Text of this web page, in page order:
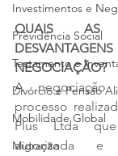
Investimentos e
Previdência Social
Testamento e
Divórcio e Pensão
Mobilidade Global
Migração
QUAIS AS
NEGOCIAÇÃO?
A
processo
Plus Ltda
autorizada e